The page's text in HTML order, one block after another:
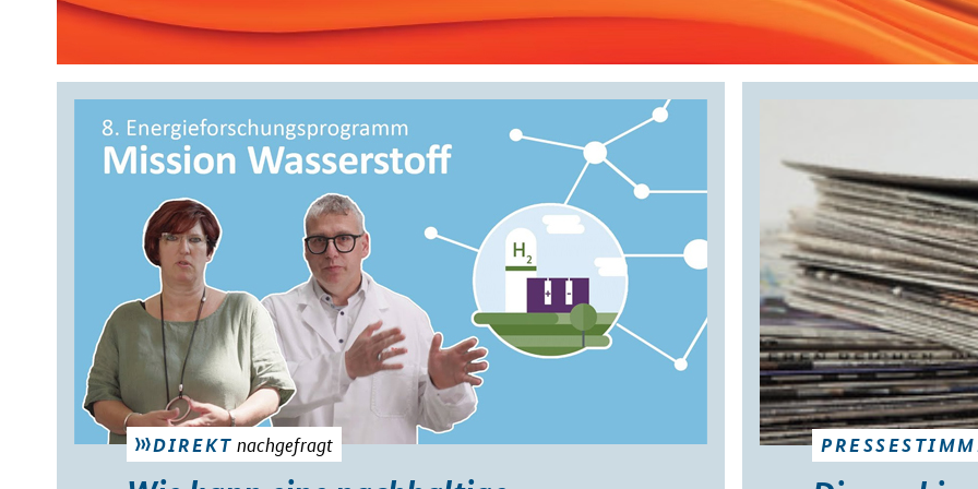
DIREKT nachgefragt